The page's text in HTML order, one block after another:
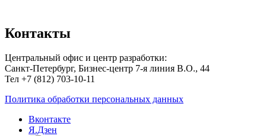
Контакты
Центральный офис и центр разработки:
Санкт-Петербург, Бизнес-центр 7-я линия В.О., 44
Тел +7 (812) 703-10-11
Политика обработки персональных данных
Вконтакте
Я.Дзен